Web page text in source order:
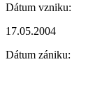
Dátum vzniku:
17.05.2004
Dátum zániku: